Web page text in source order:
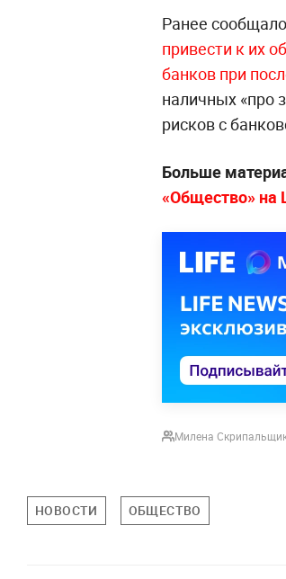
Ранее
привести к их
банков при
наличных «про
рисков с
Больше
«Общество» на
Милена
НОВОСТИ ОБЩЕСТВО